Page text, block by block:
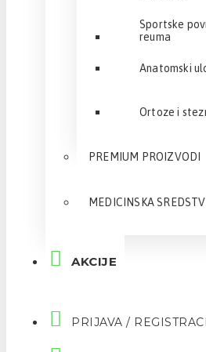
Sportske
reuma
Anatomski
Ortoze i
PREMIUM PROIZVODI
MEDICINSKA
AKCIJE
PRIJAVA /